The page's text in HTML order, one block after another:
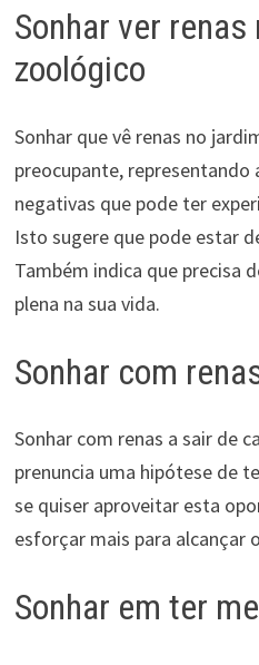
Sonhar ver renas
zoológico
Sonhar que vê renas no
preocupante, representando
negativas que pode ter
Isto sugere que pode estar
Também indica que precisa
plena na sua vida.
Sonhar com
Sonhar com renas a sair de
prenuncia uma hipótese de
se quiser aproveitar esta
esforçar mais para alcançar
Sonhar em ter